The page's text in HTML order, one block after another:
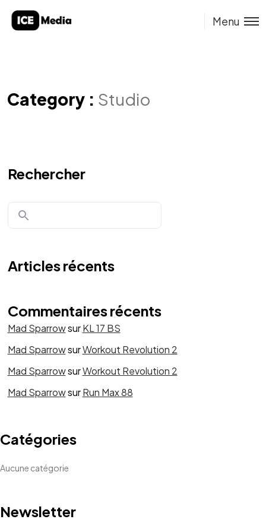
Menu
Category : Studio
Rechercher
Articles récents
Commentaires récents
Mad SparrowsurKL 17 BS
Mad SparrowsurWorkout Revolution 2
Mad SparrowsurWorkout Revolution 2
Mad SparrowsurRun Max 88
Catégories
Aucune catégorie
Newsletter